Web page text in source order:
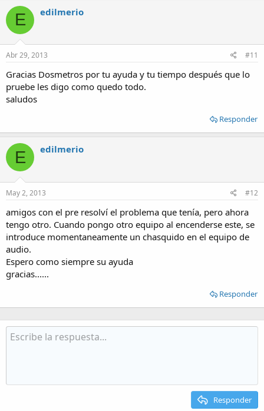
E edilmerio
Abr 29, 2013 #11
Gracias Dosmetros por tu ayuda y tu tiempo después que lo
pruebe les digo como quedo todo.
saludos
Responder
E edilmerio
May 2, 2013 #12
amigos con el pre resolví el problema que tenía, pero ahora
tengo otro. Cuando pongo otro equipo al encenderse este, se
introduce momentaneamente un chasquido en el equipo de
audio.
Espero como siempre su ayuda
gracias......
Responder
Responder